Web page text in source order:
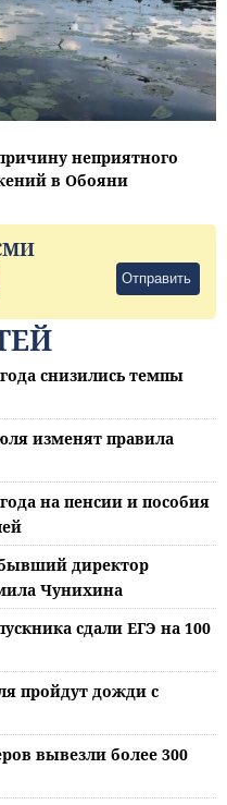
неприятного
в Обояни
Отправить
снизились темпы
изменят правила
на пенсии и пособия
директор
Чунихина
сдали ЕГЭ на 100
пройдут дожди с
вывезли более 300